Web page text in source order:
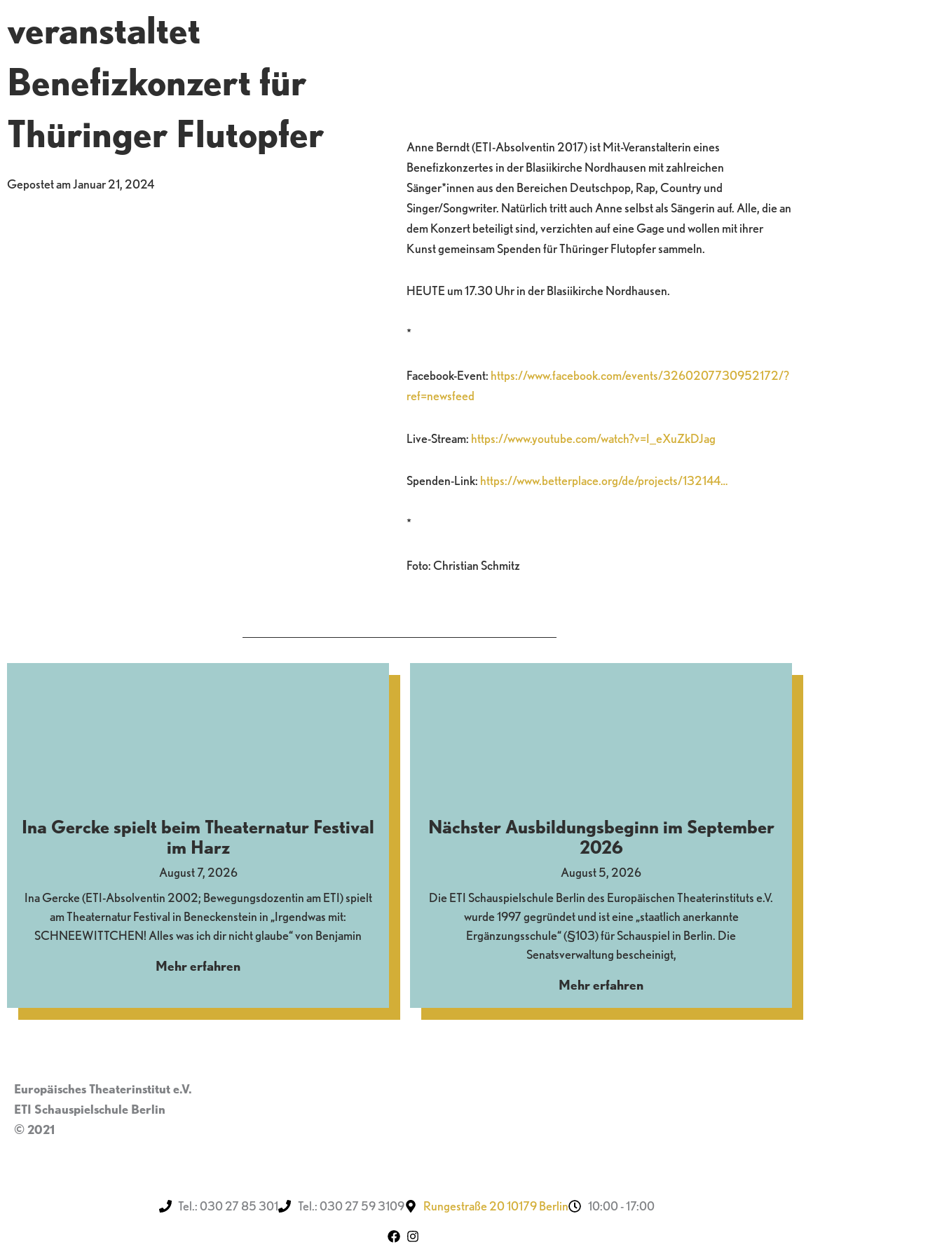
veranstaltet
Benefizkonzert für
Thüringer Flutopfer
Gepostet amJanuar 21, 2024
Anne Berndt (ETI-Absolventin 2017) ist Mit-Veranstalterin eines
Benefizkonzertes in der Blasiikirche Nordhausen mit zahlreichen
Sänger*innen aus den Bereichen Deutschpop, Rap, Country und
Singer/Songwriter. Natürlich tritt auch Anne selbst als Sängerin auf. Alle, die an
dem Konzert beteiligt sind, verzichten auf eine Gage und wollen mit ihrer
Kunst gemeinsam Spenden für Thüringer Flutopfer sammeln.
HEUTE um 17.30 Uhr in der Blasiikirche Nordhausen.
*
Facebook-Event: https://www.facebook.com/events/3260207730952172/?
ref=newsfeed
Live-Stream: https://www.youtube.com/watch?v=I_eXuZkDJag
Spenden-Link: https://www.betterplace.org/de/projects/132144…
*
Foto: Christian Schmitz
Ina Gercke spielt beim Theaternatur Festival
im Harz
August 7, 2026
Ina Gercke (ETI-Absolventin 2002; Bewegungsdozentin am ETI) spielt
am Theaternatur Festival in Beneckenstein in „Irgendwas mit:
SCHNEEWITTCHEN! Alles was ich dir nicht glaube“ von Benjamin
Mehr erfahren
Nächster Ausbildungsbeginn im September
2026
August 5, 2026
Die ETI Schauspielschule Berlin des Europäischen Theaterinstituts e.V.
wurde 1997 gegründet und ist eine „staatlich anerkannte
Ergänzungsschule“ (§103) für Schauspiel in Berlin. Die
Senatsverwaltung bescheinigt,
Mehr erfahren
Europäisches Theaterinstitut e.V.
ETI Schauspielschule Berlin
© 2021
Tel.: 030 27 85 301 Tel.: 030 27 59 3109 Rungestraße 20 10179 Berlin 10:00 - 17:00